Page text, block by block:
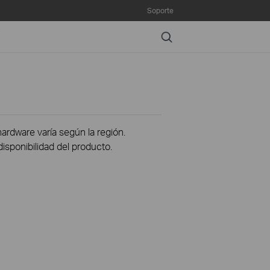
Soporte
Search
varía según la región.
del producto.